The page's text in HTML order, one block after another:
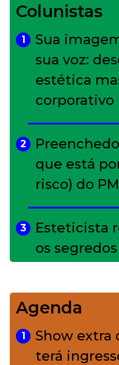
Colunistas
1
Sua
sua voz:
estética
corporativo
2
que está
risco) do
3
Esteticista
os
4
Bolsas de
charme
conquistou
Agenda
1
Show extra
terá